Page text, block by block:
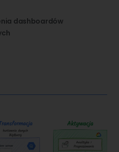
dashboardów